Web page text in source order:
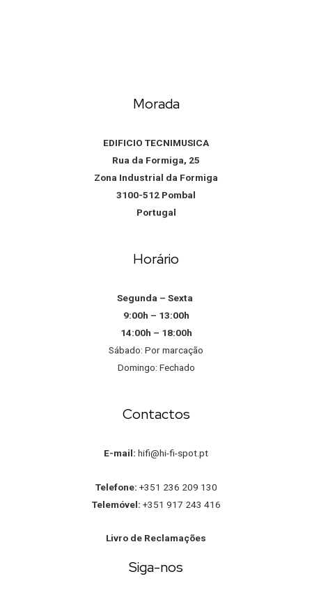
Morada
EDIFICIO TECNIMUSICA
Rua da Formiga, 25
Zona Industrial da Formiga
3100-512 Pombal
Portugal
Horário
Segunda – Sexta
9:00h – 13:00h
14:00h – 18:00h
Sábado: Por marcação
Domingo: Fechado
Contactos
E-mail: hifi@hi-fi-spot.pt
Telefone: +351 236 209 130
Telemóvel: +351 917 243 416
Livro de Reclamações
Siga-nos